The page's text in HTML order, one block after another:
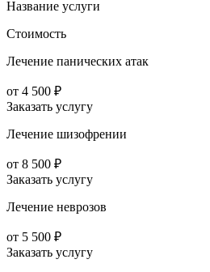
Название услуги
Стоимость
Лечение панических атак
от 4 500 ₽
Заказать услугу
Лечение шизофрении
от 8 500 ₽
Заказать услугу
Лечение неврозов
от 5 500 ₽
Заказать услугу